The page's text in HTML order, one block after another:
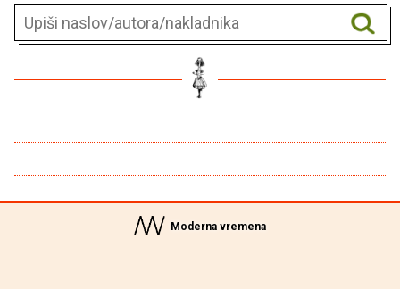
Moderna vremena